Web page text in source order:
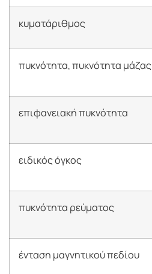
κυματάριθμος
πυκνότητα, πυκνότητα μάζας
επιφανειακή πυκνότητα
ειδικός όγκος
πυκνότητα ρεύματος
ένταση μαγνητικού πεδίου